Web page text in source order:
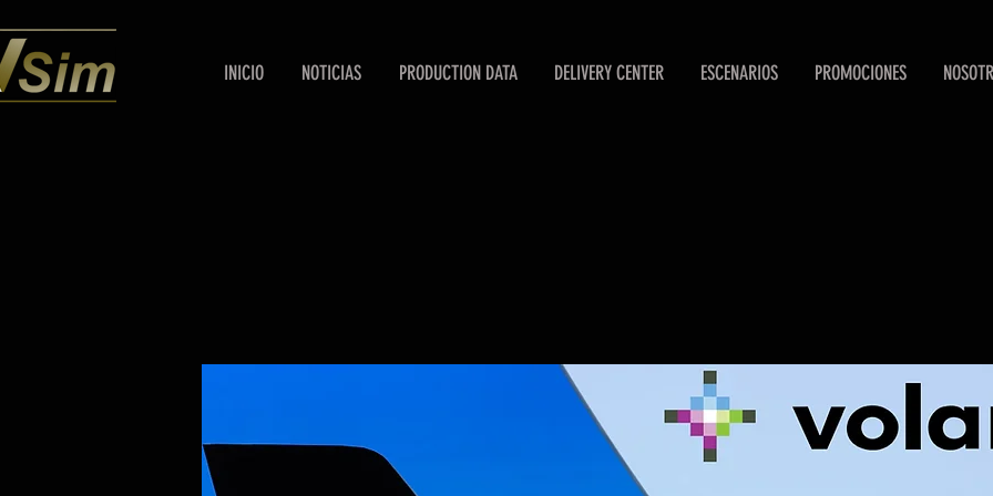
INICIO NOTICIAS PRODUCTION DATA DELIVERY CENTER ESCENARIOS PROMOCIONES